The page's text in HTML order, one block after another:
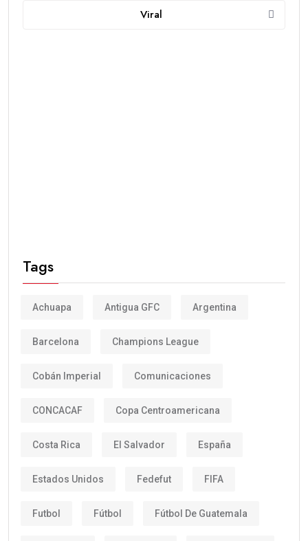
Viral
Tags
Achuapa Antigua GFC Argentina
Barcelona Champions League
Cobán Imperial Comunicaciones
CONCACAF Copa Centroamericana
Costa Rica El Salvador España
Estados Unidos Fedefut FIFA
Futbol Fútbol Fútbol De Guatemala